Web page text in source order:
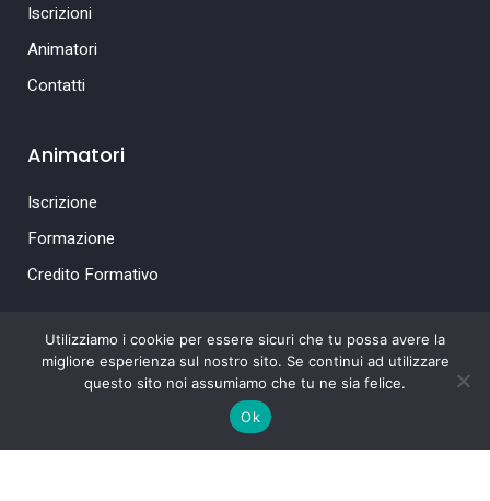
Iscrizioni
Animatori
Contatti
Animatori
Iscrizione
Formazione
Credito Formativo
Copyright © 2022-2026Parrocchia Santa Maria Assunta– Casale sul Sile.
Utilizziamo i cookie per essere sicuri che tu possa avere la
migliore esperienza sul nostro sito. Se continui ad utilizzare
questo sito noi assumiamo che tu ne sia felice.
Ok